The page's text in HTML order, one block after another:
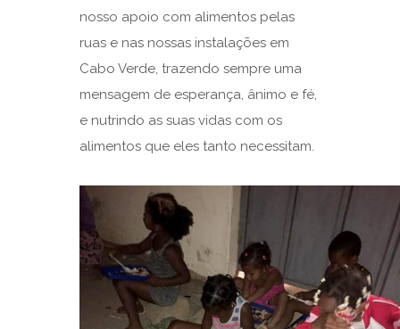
nosso apoio com alimentos pelas
ruas e nas nossas instalações em
Cabo Verde, trazendo sempre uma
mensagem de esperança, ânimo e fé,
e nutrindo as suas vidas com os
alimentos que eles tanto necessitam.